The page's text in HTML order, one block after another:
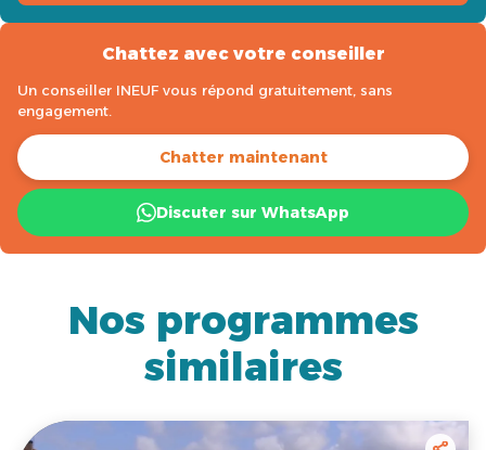
Chattez avec votre conseiller
Un conseiller INEUF vous répond gratuitement, sans
engagement.
Chatter maintenant
Discuter sur WhatsApp
Nos programmes
similaires